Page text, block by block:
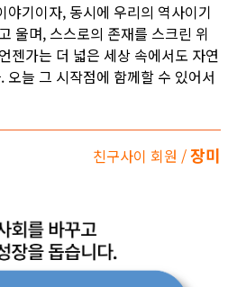
기이자, 동시에 우리의 역사이기
울며, 스스로의 존재를 스크린 위
젠가는 더 넓은 세상 속에서도 자연
늘 그 시작점에 함께할 수 있어서
친구사이 회원 /장미